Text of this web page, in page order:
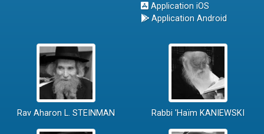
Application iOS
Application Android
Rav Aharon L. STEINMAN Rabbi 'Haïm KANIEWSKI